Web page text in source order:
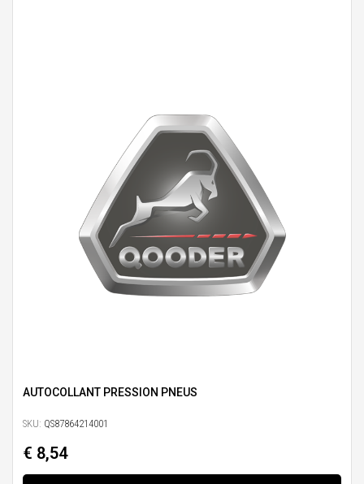
AUTOCOLLANT PRESSION PNEUS
SKU: QS87864214001
€ 8,54